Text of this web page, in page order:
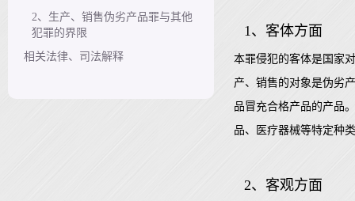
2、生产、销售伪劣产品罪与其他
犯罪的界限
相关法律、司法解释
1、客体方面
本罪侵犯的客体是国家
产、销售的对象是伪劣
品冒充合格产品的产品
品、医疗器械等特定种
2、客观方面